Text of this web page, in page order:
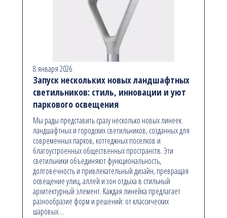
8 января 2026
Запуск нескольких новых ландшафтных
светильников: стиль, инновации и уют
паркового освещения
Мы рады представить сразу несколько новых линеек
ландшафтных и городских светильников, созданных для
современных парков, коттеджных поселков и
благоустроенных общественных пространств. Эти
светильники объединяют функциональность,
долговечность и привлекательный дизайн, превращая
освещение улиц, аллей и зон отдыха в стильный
архитектурный элемент. Каждая линейка предлагает
разнообразие форм и решений: от классических
шаровых…